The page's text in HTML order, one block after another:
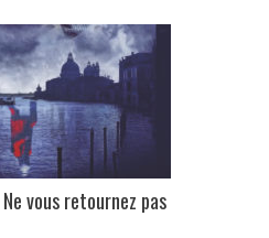
vous retournez pas